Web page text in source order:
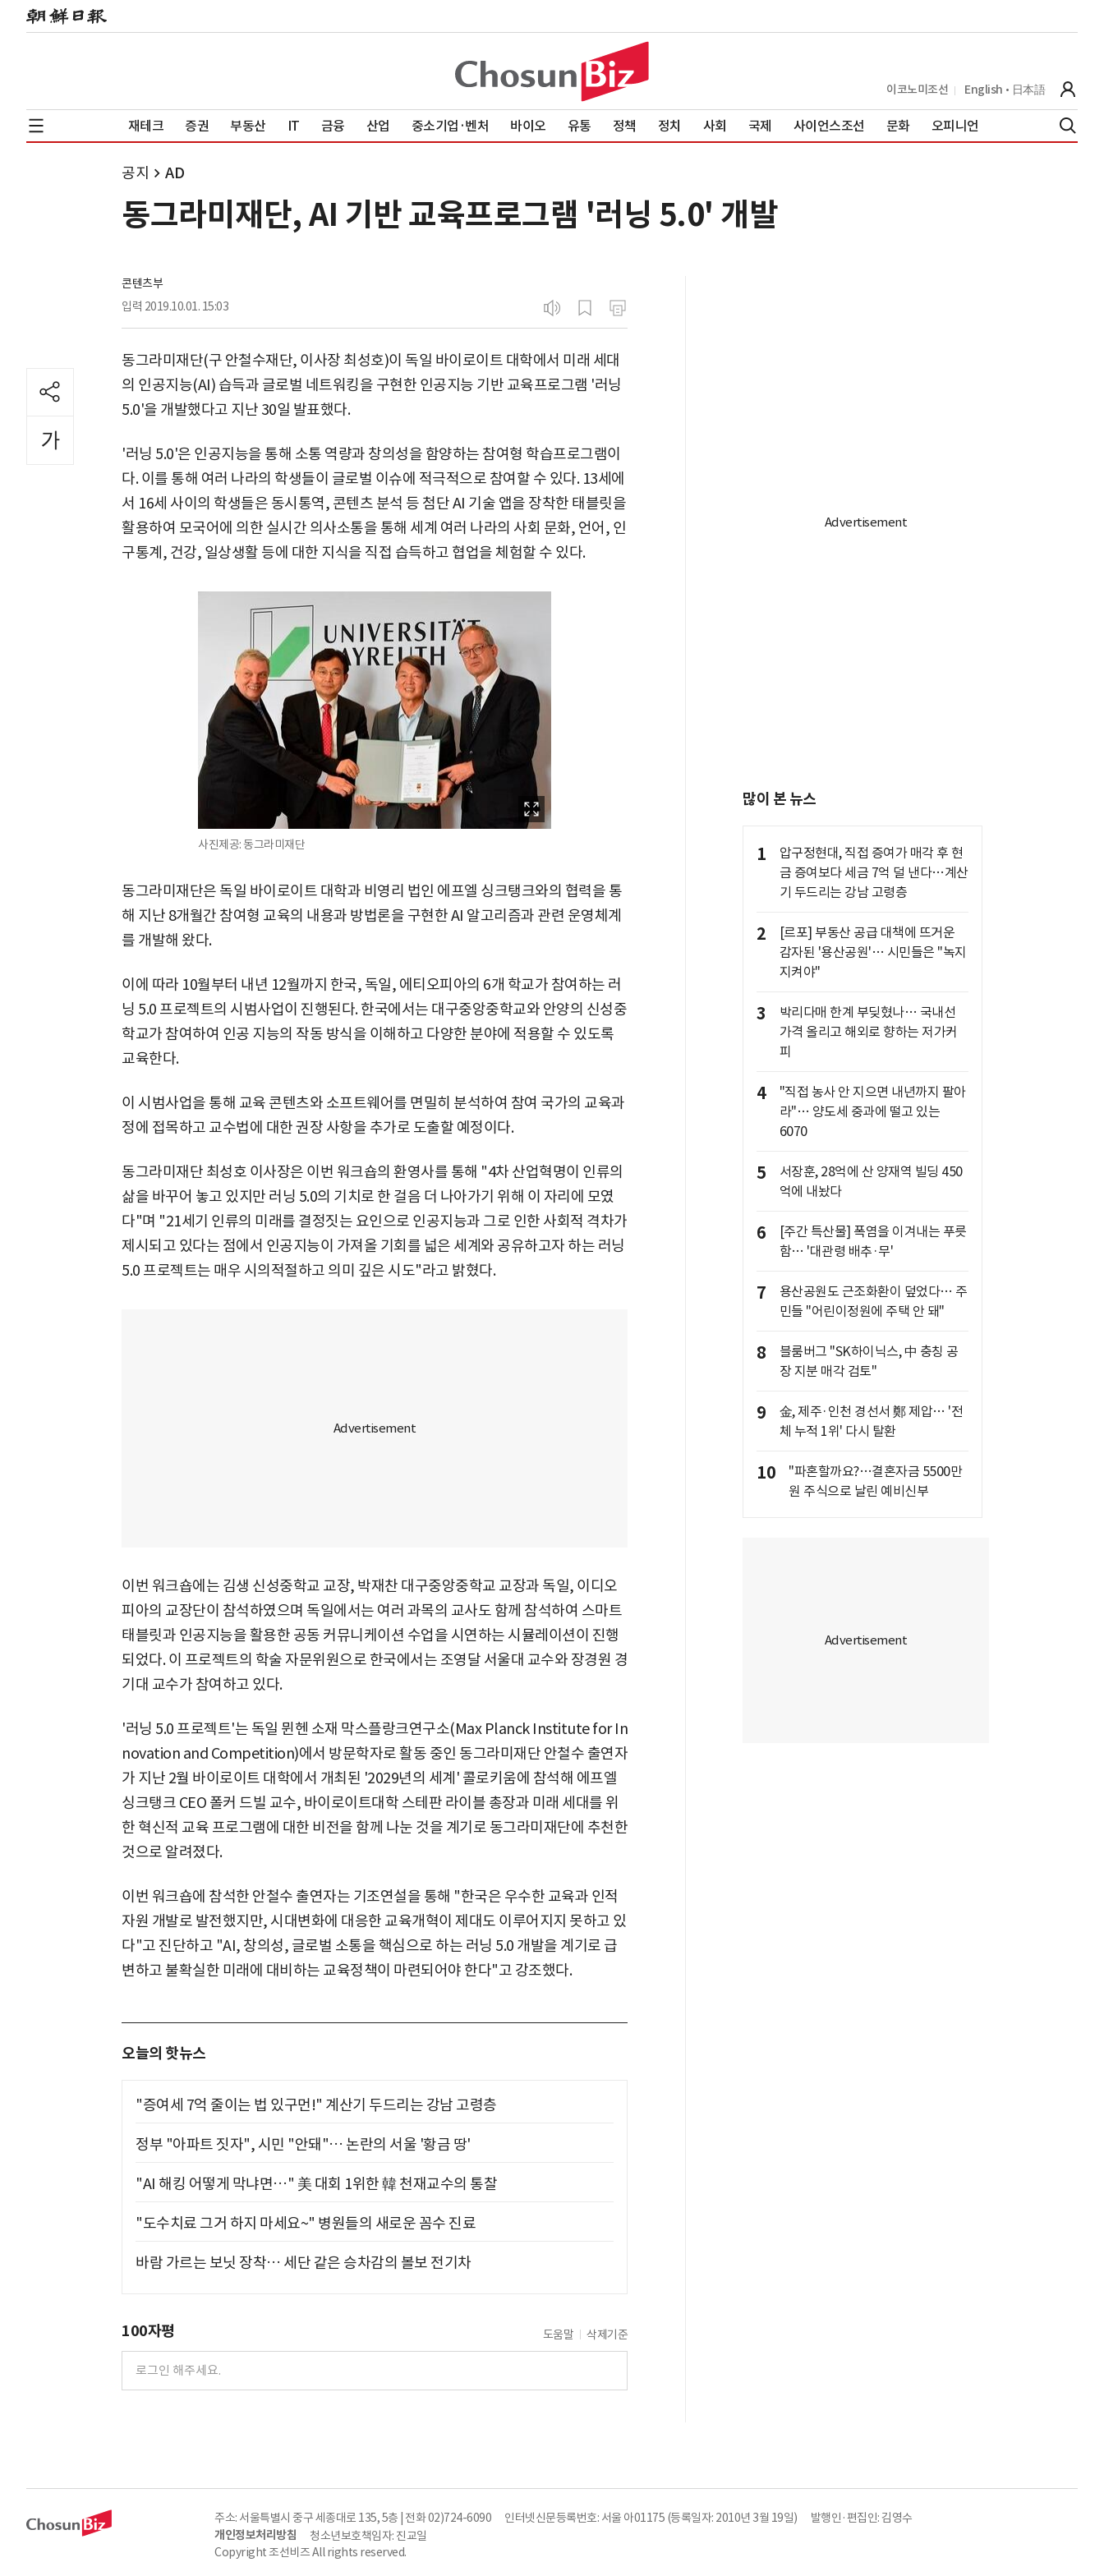
이코노미조선 English 日本語
재테크 증권 부동산 IT 금융 산업 중소기업·벤처 바이오 유통 정책 정치 사회 국제 사이언스조선 문화 오피니언
공지 AD
동그라미재단, AI 기반 교육프로그램 '러닝 5.0' 개발
콘텐츠부
입력 2019.10.01. 15:03
동그라미재단(구 안철수재단, 이사장 최성호)이 독일 바이로이트 대학에서 미래 세대
의 인공지능(AI) 습득과 글로벌 네트워킹을 구현한 인공지능 기반 교육프로그램 '러닝
5.0'을 개발했다고 지난 30일 발표했다.
'러닝 5.0'은 인공지능을 통해 소통 역량과 창의성을 함양하는 참여형 학습프로그램이
다. 이를 통해 여러 나라의 학생들이 글로벌 이슈에 적극적으로 참여할 수 있다. 13세에
서 16세 사이의 학생들은 동시통역, 콘텐츠 분석 등 첨단 AI 기술 앱을 장착한 태블릿을
활용하여 모국어에 의한 실시간 의사소통을 통해 세계 여러 나라의 사회 문화, 언어, 인
구통계, 건강, 일상생활 등에 대한 지식을 직접 습득하고 협업을 체험할 수 있다.
사진제공: 동그라미재단
동그라미재단은 독일 바이로이트 대학과 비영리 법인 에프엘 싱크탱크와의 협력을 통
해 지난 8개월간 참여형 교육의 내용과 방법론을 구현한 AI 알고리즘과 관련 운영체계
를 개발해 왔다.
이에 따라 10월부터 내년 12월까지 한국, 독일, 에티오피아의 6개 학교가 참여하는 러
닝 5.0 프로젝트의 시범사업이 진행된다. 한국에서는 대구중앙중학교와 안양의 신성중
학교가 참여하여 인공 지능의 작동 방식을 이해하고 다양한 분야에 적용할 수 있도록
교육한다.
이 시범사업을 통해 교육 콘텐츠와 소프트웨어를 면밀히 분석하여 참여 국가의 교육과
정에 접목하고 교수법에 대한 권장 사항을 추가로 도출할 예정이다.
동그라미재단 최성호 이사장은 이번 워크숍의 환영사를 통해 "4차 산업혁명이 인류의
삶을 바꾸어 놓고 있지만 러닝 5.0의 기치로 한 걸음 더 나아가기 위해 이 자리에 모였
다"며 "21세기 인류의 미래를 결정짓는 요인으로 인공지능과 그로 인한 사회적 격차가
제시되고 있다는 점에서 인공지능이 가져올 기회를 넓은 세계와 공유하고자 하는 러닝
5.0 프로젝트는 매우 시의적절하고 의미 깊은 시도"라고 밝혔다.
이번 워크숍에는 김생 신성중학교 교장, 박재찬 대구중앙중학교 교장과 독일, 이디오
피아의 교장단이 참석하였으며 독일에서는 여러 과목의 교사도 함께 참석하여 스마트
태블릿과 인공지능을 활용한 공동 커뮤니케이션 수업을 시연하는 시뮬레이션이 진행
되었다. 이 프로젝트의 학술 자문위원으로 한국에서는 조영달 서울대 교수와 장경원 경
기대 교수가 참여하고 있다.
'러닝 5.0 프로젝트'는 독일 뮌헨 소재 막스플랑크연구소(Max Planck Institute for In
novation and Competition)에서 방문학자로 활동 중인 동그라미재단 안철수 출연자
가 지난 2월 바이로이트 대학에서 개최된 '2029년의 세계' 콜로키움에 참석해 에프엘
싱크탱크 CEO 폴커 드빌 교수, 바이로이트대학 스테판 라이블 총장과 미래 세대를 위
한 혁신적 교육 프로그램에 대한 비전을 함께 나눈 것을 계기로 동그라미재단에 추천한
것으로 알려졌다.
이번 워크숍에 참석한 안철수 출연자는 기조연설을 통해 "한국은 우수한 교육과 인적
자원 개발로 발전했지만, 시대변화에 대응한 교육개혁이 제대도 이루어지지 못하고 있
다"고 진단하고 "AI, 창의성, 글로벌 소통을 핵심으로 하는 러닝 5.0 개발을 계기로 급
변하고 불확실한 미래에 대비하는 교육정책이 마련되어야 한다"고 강조했다.
오늘의 핫뉴스
"증여세 7억 줄이는 법 있구먼!" 계산기 두드리는 강남 고령층
정부 "아파트 짓자", 시민 "안돼"… 논란의 서울 '황금 땅'
"AI 해킹 어떻게 막냐면…" 美 대회 1위한 韓 천재교수의 통찰
"도수치료 그거 하지 마세요~" 병원들의 새로운 꼼수 진료
바람 가르는 보닛 장착… 세단 같은 승차감의 볼보 전기차
100자평 도움말 삭제기준
많이 본 뉴스
1
압구정현대, 직접 증여가 매각 후 현
금 증여보다 세금 7억 덜 낸다…계산
기 두드리는 강남 고령층
2
[르포] 부동산 공급 대책에 뜨거운
감자된 '용산공원'… 시민들은 "녹지
지켜야"
3
박리다매 한계 부딪혔나… 국내선
가격 올리고 해외로 향하는 저가커
피
4
"직접 농사 안 지으면 내년까지 팔아
라"… 양도세 중과에 떨고 있는
6070
5
서장훈, 28억에 산 양재역 빌딩 450
억에 내놨다
6
[주간 특산물] 폭염을 이겨내는 푸릇
함… '대관령 배추·무'
7
용산공원도 근조화환이 덮었다… 주
민들 "어린이정원에 주택 안 돼"
8
블룸버그 "SK하이닉스, 中 충칭 공
장 지분 매각 검토"
9
金, 제주·인천 경선서 鄭 제압… '전
체 누적 1위' 다시 탈환
10
"파혼할까요?…결혼자금 5500만
원 주식으로 날린 예비신부
주소: 서울특별시 중구 세종대로 135, 5층 | 전화 02)724-6090 인터넷신문등록번호: 서울 아01175 (등록일자: 2010년 3월 19일)
발행인·편집인: 김영수
개인정보처리방침
청소년보호책임자: 진교일
Copyright 조선비즈 All rights reserved.